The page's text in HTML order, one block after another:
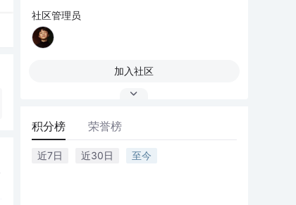
社区管理员
加入社区
积分榜 荣誉榜
近7日 近30日 至今